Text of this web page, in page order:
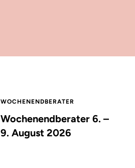
WOCHENENDBERATER
Wochenendberater 6. –
9. August 2026